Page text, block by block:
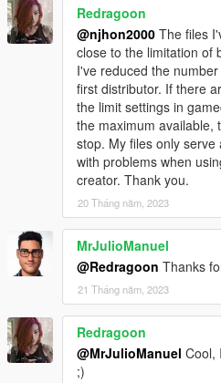
Redragoon
@njhon2000 The files
close to the limitation of
I've reduced the
first distributor. If there
the limit settings in
the maximum available,
stop. My files only
with problems when
creator. Thank you.
20 Tháng năm, 2023
MrJulioManuel
@Redragoon Thanks
21 Tháng năm, 2023
Redragoon
@MrJulioManuel Cool,
;)